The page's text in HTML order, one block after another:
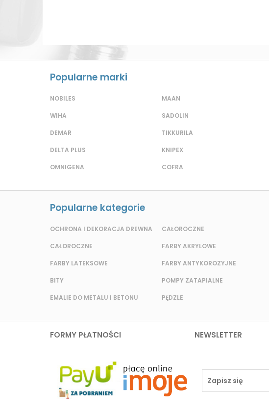
Popularne marki
NOBILES
WIHA
DEMAR
DELTA PLUS
OMNIGENA
MAAN
SADOLIN
TIKKURILA
KNIPEX
COFRA
Popularne kategorie
OCHRONA I DEKORACJA DREWNA
CAŁOROCZNE
FARBY LATEKSOWE
BITY
EMALIE DO METALU I BETONU
CAŁOROCZNE
FARBY AKRYLOWE
FARBY ANTYKOROZYJNE
POMPY ZATAPIALNE
PĘDZLE
FORMY PŁATNOŚCI NEWSLETTER